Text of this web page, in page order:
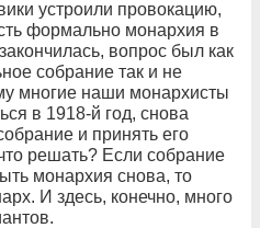
устроили провокацию,
формально монархия в
вопрос был как
собрание так и не
многие наши монархисты
в 1918-й год, снова
и принять его
решать? Если собрание
монархия снова, то
И здесь, конечно, много